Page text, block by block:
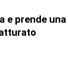
e prende una